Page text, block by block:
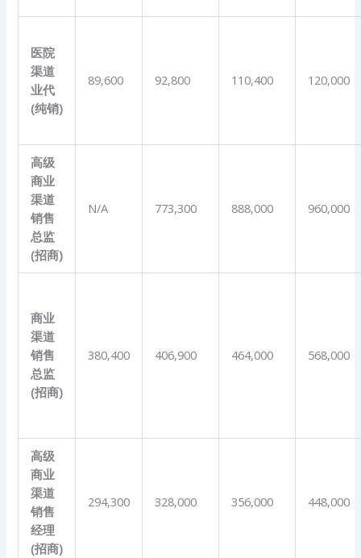
医院
渠道
业代
(纯销)
89,600 92,800 110,400 120,000
高级
商业
渠道
销售
总监
(招商)
N/A 773,300 888,000 960,000
商业
渠道
销售
总监
(招商)
380,400 406,900 464,000 568,000
高级
商业
渠道
销售
经理
(招商)
294,300 328,000 356,000 448,000